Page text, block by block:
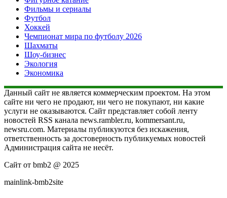
Фильмы и сериалы
Футбол
Хоккей
Чемпионат мира по футболу 2026
Шахматы
Шоу-бизнес
Экология
Экономика
Данный сайт не является коммерческим проектом. На этом
сайте ни чего не продают, ни чего не покупают, ни какие
услуги не оказываются. Сайт представляет собой ленту
новостей RSS канала news.rambler.ru, kommersant.ru,
newsru.com. Материалы публикуются без искажения,
ответственность за достоверность публикуемых новостей
Администрация сайта не несёт.
Сайт от bmb2 @ 2025
mainlink-bmb2site